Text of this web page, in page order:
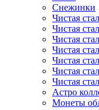
Снежинки
Чистая
Чистая
Чистая
Чистая
Чистая
Чистая
Чистая
Астро
Монеты